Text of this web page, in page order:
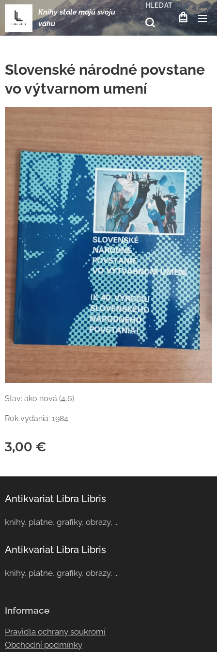
Knihy stále majú svoju
váhu
HLEDAT
Slovenské národné povstane
vo výtvarnom umení
Stav: ako nová (4,6)
Rok vydania: 1984
3,00 €
Antikvariat Libra Libris
knihy, platne, grafiky, obrazy, ...
Antikvariat Libra Libris
knihy, platne, grafiky, obrazy, ...
Informace
Pravidla ochrany soukromí
Obchodní podmínky